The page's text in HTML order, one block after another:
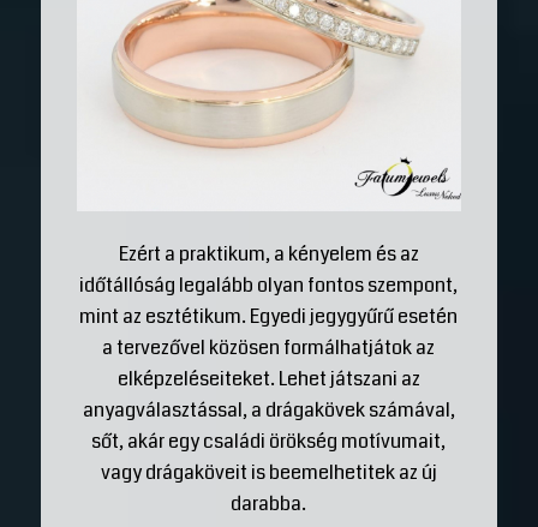
Ezért a praktikum, a kényelem és az
időtállóság legalább olyan fontos szempont,
mint az esztétikum. Egyedi jegygyűrű esetén
a tervezővel közösen formálhatjátok az
elképzeléseiteket. Lehet játszani az
anyagválasztással, a drágakövek számával,
sőt, akár egy családi örökség motívumait,
vagy drágaköveit is beemelhetitek az új
darabba.